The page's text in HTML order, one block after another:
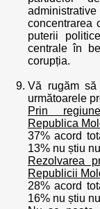
concentrarea
puterii
centrale în
corupția.
Vă rugăm să
următoarele
Prin
Republica
37% acord
13% nu știu
Rezolvarea
Republicii
28% acord
16% nu știu